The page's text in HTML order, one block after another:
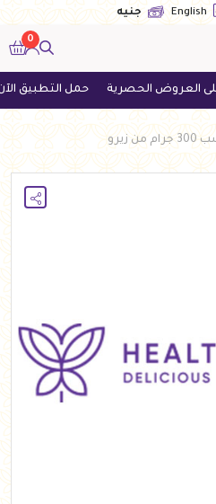
جنيه
0
الحصرية حمل التطبيق الآن
زيرو